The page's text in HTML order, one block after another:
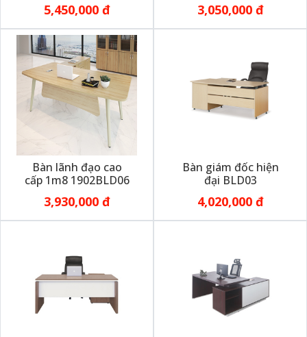
5,450,000 đ 3,050,000 đ
Bàn lãnh đạo cao
cấp 1m8 1902BLD06
3,930,000 đ
Bàn giám đốc hiện
đại BLD03
4,020,000 đ